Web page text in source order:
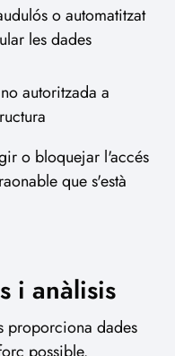
o automatitzat
les dades
autoritzada a
o bloquejar l'accés
que s'està
i anàlisis
proporciona dades
possible.